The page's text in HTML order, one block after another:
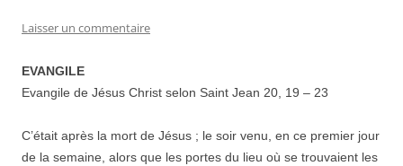
Laisser un commentaire
EVANGILE
Evangile de Jésus Christ selon Saint Jean 20, 19 – 23
C’était après la mort de Jésus ; le soir venu, en ce premier jour
de la semaine, alors que les portes du lieu où se trouvaient les